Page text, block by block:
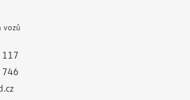
vozů
117
746